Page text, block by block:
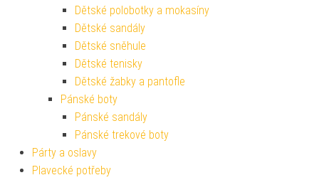
Dětské polobotky a mokasíny
Dětské sandály
Dětské sněhule
Dětské tenisky
Dětské žabky a pantofle
Pánské boty
Pánské sandály
Pánské trekové boty
Párty a oslavy
Plavecké potřeby